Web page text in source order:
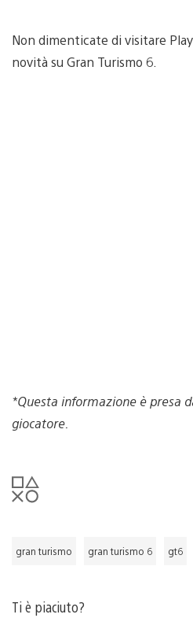
Non dimenticate di visitare
novità su Gran Turismo 6.
*Questa informazione è presa
giocatore.
gran turismo gran turismo 6 gt6
Ti è piaciuto?